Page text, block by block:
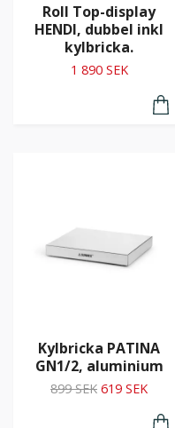
Roll Top-display
HENDI, dubbel inkl
kylbricka.
1 890 SEK
Kylbricka PATINA
GN1/2, aluminium
899 SEK 619 SEK